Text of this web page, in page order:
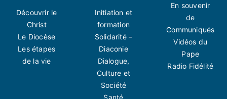
Découvrir le
Christ
Le Diocèse
Les étapes
de la vie
Initiation et
formation
Solidarité –
Diaconie
Dialogue,
Culture et
Société
Santé
En souvenir
de
Communiqués
Vidéos du
Pape
Radio Fidélité